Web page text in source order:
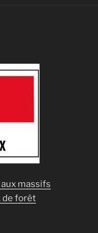
massifs
de forêt